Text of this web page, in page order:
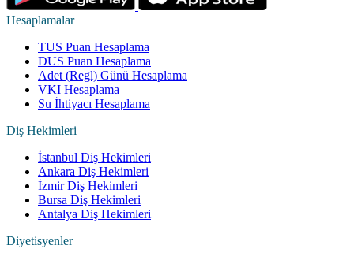
Hesaplamalar
TUS Puan Hesaplama
DUS Puan Hesaplama
Adet (Regl) Günü Hesaplama
VKI Hesaplama
Su İhtiyacı Hesaplama
Diş Hekimleri
İstanbul Diş Hekimleri
Ankara Diş Hekimleri
İzmir Diş Hekimleri
Bursa Diş Hekimleri
Antalya Diş Hekimleri
Diyetisyenler